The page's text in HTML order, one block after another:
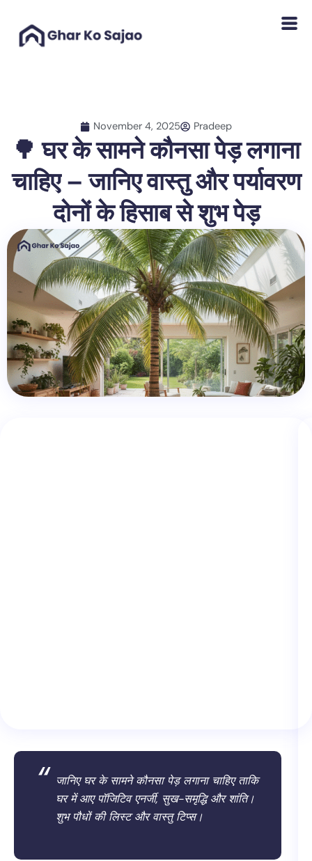
content
November 4, 2025 Pradeep
🌳 घर के सामने कौनसा पेड़ लगाना
चाहिए – जानिए वास्तु और पर्यावरण
दोनों के हिसाब से शुभ पेड़
जानिए घर के सामने कौनसा पेड़ लगाना चाहिए ताकि
घर में आए पॉजिटिव एनर्जी, सुख-समृद्धि और शांति।
शुभ पौधों की लिस्ट और वास्तु टिप्स।